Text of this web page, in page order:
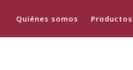
Quiénes somos Productos